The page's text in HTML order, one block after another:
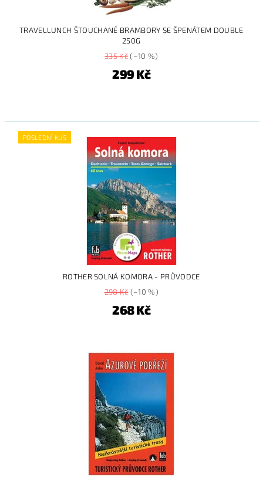
TRAVELLUNCH ŠTOUCHANÉ BRAMBORY SE ŠPENÁTEM DOUBLE
250G
335 Kč(–10 %)
299 Kč
POSLEDNÍ KUS
ROTHER SOLNÁ KOMORA - PRŮVODCE
298 Kč(–10 %)
268 Kč